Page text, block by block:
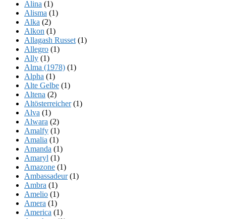
Alina (1)
Alisma (1)
Alka (2)
Alkon (1)
Allagash Russet (1)
Allegro (1)
Ally (1)
Alma (1978) (1)
Alpha (1)
Alte Gelbe (1)
Altena (2)
Altösterreicher(1)
Alva (1)
Alwara (2)
Amalfy (1)
Amalia (1)
Amanda (1)
Amaryl (1)
Amazone (1)
Ambassadeur(1)
Ambra (1)
Amelio (1)
Amera (1)
America (1)